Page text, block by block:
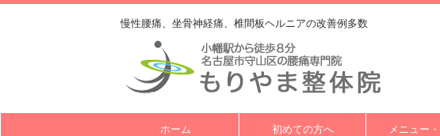
慢性腰痛、坐骨神経痛、椎間板ヘルニアの改善例多数
ホーム 初めての方へ メニュー